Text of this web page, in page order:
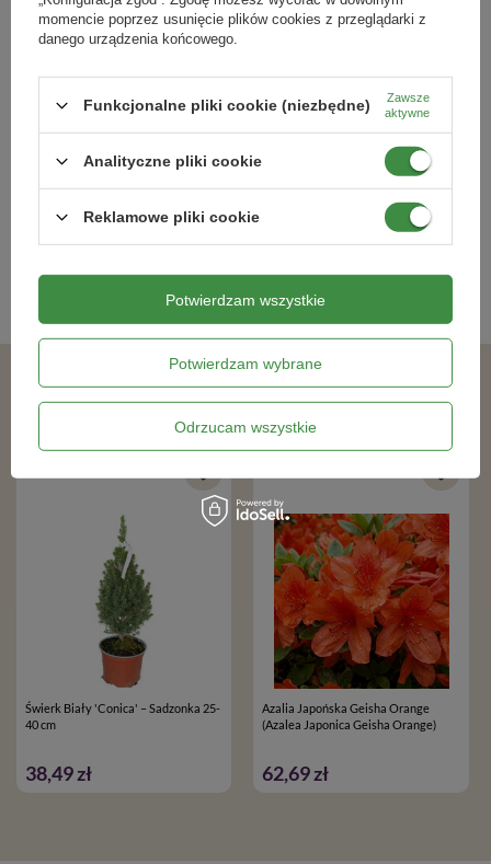
Cis Pośredni Farmen – Botana
49,49 zł
Berberys Thunberga 'Orange
Dream' - Sadzonka 15-25 cm
Kategorie powiązane
Sadzonki roślin o ozdobnych liściach,
Podobne produkty
Świerk Biały 'Conica' – Sadzonka 25-
40 cm
38,49 zł
Azalia Japońska Geisha Orange
(Azalea Japonica Geisha Orange)
62,69 zł
momencie poprzez usunięcie plików cookies z przeglądarki z
danego urządzenia końcowego.
Funkcjonalne pliki cookie (niezbędne)
Zawsze
aktywne
Analityczne pliki cookie
Reklamowe pliki cookie
Potwierdzam wybrane
Odrzucam wszystkie
Potwierdzam wszystkie